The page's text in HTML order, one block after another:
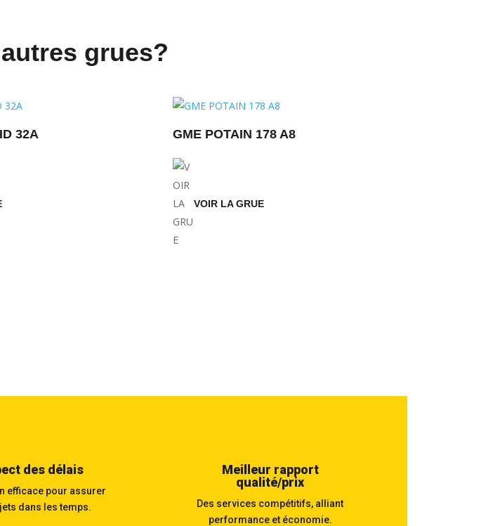
grues?
32A GME POTAIN 178 A8
VOIR LA GRUE
des délais
efficace pour assurer
dans les temps.
Meilleur rapport
qualité/prix
Des services compétitifs, alliant
performance et économie.